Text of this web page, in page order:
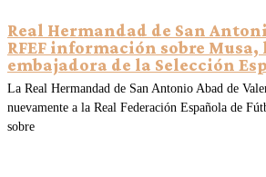
Real Hermandad de San
RFEF información sobre Musa,
embajadora de la Selección
La Real Hermandad de San Antonio Abad de
nuevamente a la Real Federación Española de
sobre